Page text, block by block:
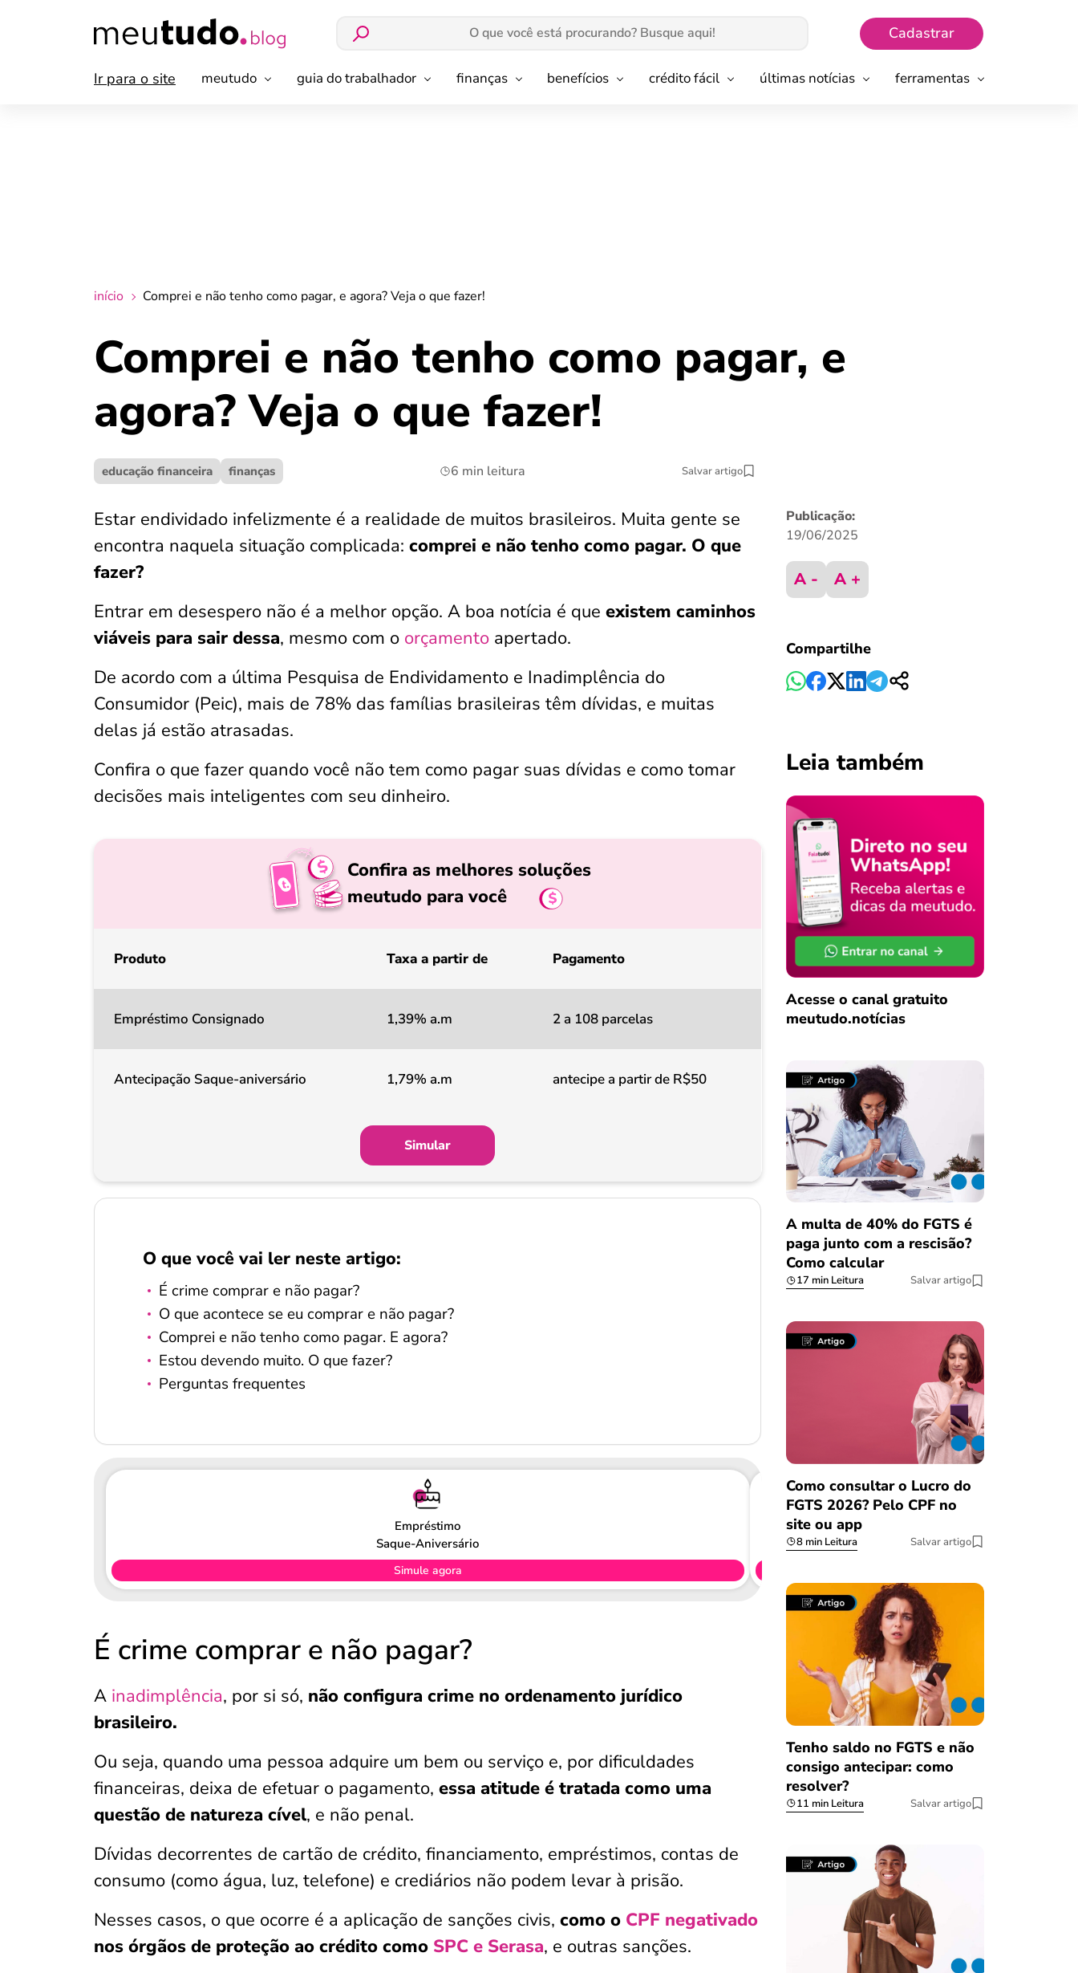
Cadastrar
Ir para o site meutudo guia do trabalhador finanças benefícios crédito fácil últimas notícias ferramentas
início Comprei e não tenho como pagar, e agora? Veja o que fazer!
Comprei e não tenho como pagar, e
agora? Veja o que fazer!
educação financeira finanças 6 min leitura Salvar artigo
Estar endividado infelizmente é a realidade de muitos brasileiros. Muita gente se
encontra naquela situação complicada: comprei e não tenho como pagar. O que
fazer?
Entrar em desespero não é a melhor opção. A boa notícia é que existem caminhos
viáveis para sair dessa, mesmo com o orçamento apertado.
De acordo com a última Pesquisa de Endividamento e Inadimplência do
Consumidor (Peic), mais de 78% das famílias brasileiras têm dívidas, e muitas
delas já estão atrasadas.
Confira o que fazer quando você não tem como pagar suas dívidas e como tomar
decisões mais inteligentes com seu dinheiro.
Confira as melhores soluções
meutudo para você
Produto Taxa a partir de Pagamento
Empréstimo Consignado 1,39% a.m 2 a 108 parcelas
Antecipação Saque-aniversário 1,79% a.m antecipe a partir de R$50
Simular
O que você vai ler neste artigo:
É crime comprar e não pagar?
O que acontece se eu comprar e não pagar?
Comprei e não tenho como pagar. E agora?
Estou devendo muito. O que fazer?
Perguntas frequentes
Empréstimo
Saque-Aniversário
Simule agora
É crime comprar e não pagar?
A inadimplência, por si só, não configura crime no ordenamento jurídico
brasileiro.
Ou seja, quando uma pessoa adquire um bem ou serviço e, por dificuldades
financeiras, deixa de efetuar o pagamento, essa atitude é tratada como uma
questão de natureza cível, e não penal.
Dívidas decorrentes de cartão de crédito, financiamento, empréstimos, contas de
consumo (como água, luz, telefone) e crediários não podem levar à prisão.
Nesses casos, o que ocorre é a aplicação de sanções civis, como o CPF negativado
nos órgãos de proteção ao crédito como SPC e Serasa, e outras sanções.
Salvar Ferramenta
Publicação:
19/06/2025
A - A +
Compartilhe
Leia também
Acesse o canal gratuito
meutudo.notícias
A multa de 40% do FGTS é
paga junto com a rescisão?
Como calcular
17 min Leitura Salvar artigo
Como consultar o Lucro do
FGTS 2026? Pelo CPF no
site ou app
8 min Leitura Salvar artigo
Tenho saldo no FGTS e não
consigo antecipar: como
resolver?
11 min Leitura Salvar artigo